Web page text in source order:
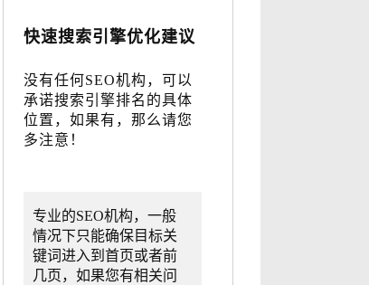
快速搜索引擎优化建议
没有任何SEO机构，可以
承诺搜索引擎排名的具体
位置，如果有，那么请您
多注意！
专业的SEO机构，一般
情况下只能确保目标关
键词进入到首页或者前
几页，如果您有相关问